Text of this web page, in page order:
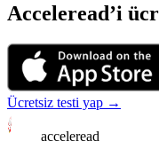
Acceleread’i
Ücretsiz testi yap →
acceleread